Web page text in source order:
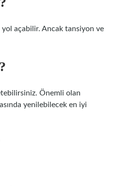
açabilir. Ancak tansiyon ve
Önemli olan
yenilebilecek en iyi